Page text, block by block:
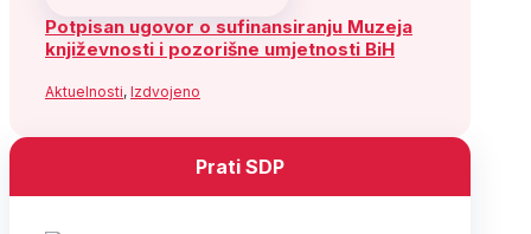
Potpisan ugovor o sufinansiranju Muzeja
književnosti i pozorišne umjetnosti BiH
Aktuelnosti, Izdvojeno
Prati SDP